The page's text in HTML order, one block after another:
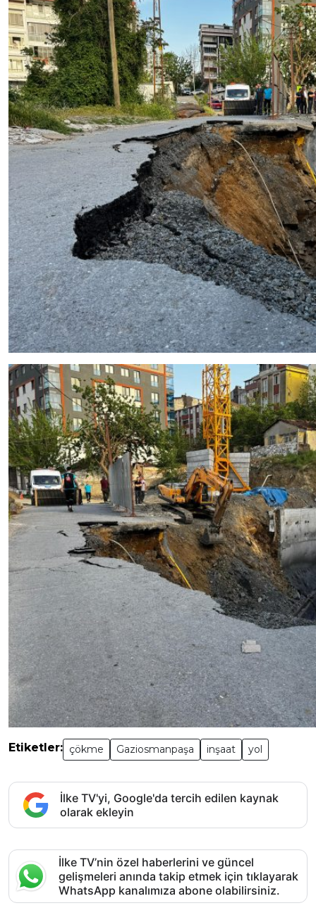
Etiketler: çökme Gaziosmanpaşa inşaat yol
İlke TV'yi, Google'da tercih edilen kaynak
olarak ekleyin
İlke TV’nin özel haberlerini ve güncel
gelişmeleri anında takip etmek için tıklayarak
WhatsApp kanalımıza abone olabilirsiniz.